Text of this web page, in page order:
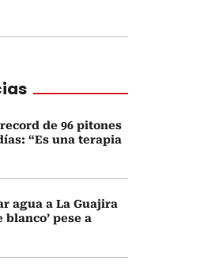
de 96 pitones
“Es una terapia
agua a La Guajira
blanco’ pese a